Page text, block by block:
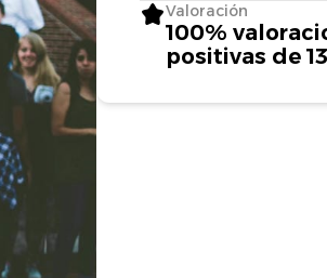
Valoración
100%
positivas de